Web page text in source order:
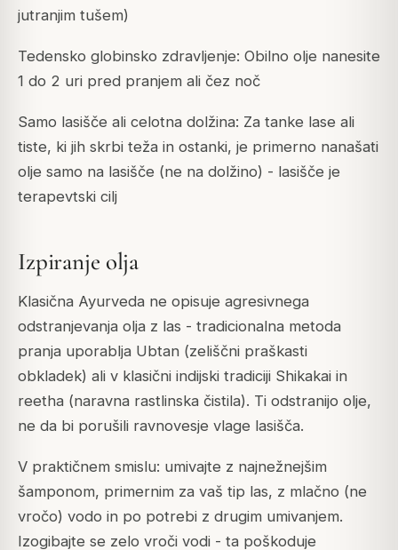
jutranjim tušem)
Tedensko globinsko zdravljenje: Obilno olje nanesite
1 do 2 uri pred pranjem ali čez noč
Samo lasišče ali celotna dolžina: Za tanke lase ali
tiste, ki jih skrbi teža in ostanki, je primerno nanašati
olje samo na lasišče (ne na dolžino) - lasišče je
terapevtski cilj
Izpiranje olja
Klasična Ayurveda ne opisuje agresivnega
odstranjevanja olja z las - tradicionalna metoda
pranja uporablja Ubtan (zeliščni praškasti
obkladek) ali v klasični indijski tradiciji Shikakai in
reetha (naravna rastlinska čistila). Ti odstranijo olje,
ne da bi porušili ravnovesje vlage lasišča.
V praktičnem smislu: umivajte z najnežnejšim
šamponom, primernim za vaš tip las, z mlačno (ne
vročo) vodo in po potrebi z drugim umivanjem.
Izogibajte se zelo vroči vodi - ta poškoduje